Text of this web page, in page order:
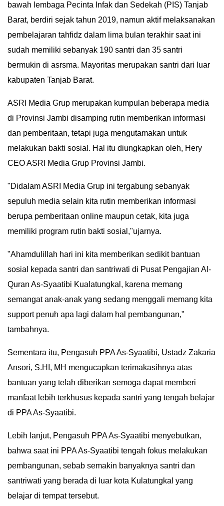
GALLERY
IN
OPINI
ADVERTORIAL
INDEKS
BERITA
bawah lembaga Pecinta Infak dan Sedekah (PIS) Tanjab
Barat, berdiri sejak tahun 2019, namun aktif melaksanakan
pembelajaran tahfidz dalam lima bulan terakhir saat ini
sudah memiliki sebanyak 190 santri dan 35 santri
bermukin di asrsma. Mayoritas merupakan santri dari luar
kabupaten Tanjab Barat.
ASRI Media Grup merupakan kumpulan beberapa media
di Provinsi Jambi disamping rutin memberikan informasi
dan pemberitaan, tetapi juga mengutamakan untuk
melakukan bakti sosial. Hal itu diungkapkan oleh, Hery
CEO ASRI Media Grup Provinsi Jambi.
"Didalam ASRI Media Grup ini tergabung sebanyak
sepuluh media selain kita rutin memberikan informasi
berupa pemberitaan online maupun cetak, kita juga
memiliki program rutin bakti sosial,"ujarnya.
"Ahamdulillah hari ini kita memberikan sedikit bantuan
sosial kepada santri dan santriwati di Pusat Pengajian Al-
Quran As-Syaatibi Kualatungkal, karena memang
semangat anak-anak yang sedang menggali memang kita
support penuh apa lagi dalam hal pembangunan,"
tambahnya.
Sementara itu, Pengasuh PPA As-Syaatibi, Ustadz Zakaria
Ansori, S.HI, MH mengucapkan terimakasihnya atas
bantuan yang telah diberikan semoga dapat memberi
manfaat lebih terkhusus kepada santri yang tengah belajar
di PPA As-Syaatibi.
Lebih lanjut, Pengasuh PPA As-Syaatibi menyebutkan,
bahwa saat ini PPA As-Syaatibi tengah fokus melakukan
pembangunan, sebab semakin banyaknya santri dan
santriwati yang berada di luar kota Kulatungkal yang
belajar di tempat tersebut.